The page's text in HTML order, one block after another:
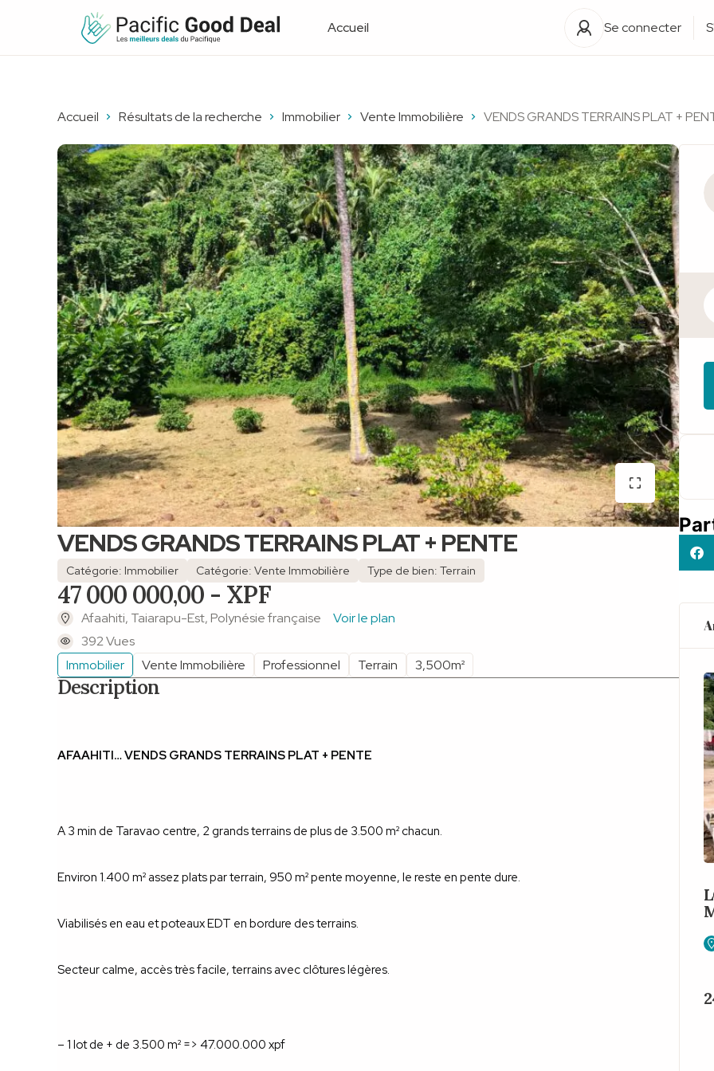
Accueil Se connecter
Accueil Résultats de la recherche Immobilier Vente Immobilière VENDS GRANDS TERRAINS PLAT +
VENDS GRANDS TERRAINS PLAT + PENTE
Catégorie: Immobilier Catégorie: Vente Immobilière Type de bien: Terrain
47 000 000,00 - XPF
Afaahiti, Taiarapu-Est, Polynésie française
Voir le plan
392 Vues
Immobilier
Vente Immobilière Professionnel Terrain 3,500m²
Description
AFAAHITI… VENDS GRANDS TERRAINS PLAT + PENTE
A 3 min de Taravao centre, 2 grands terrains de plus de 3.500 m² chacun.
Environ 1.400 m² assez plats par terrain, 950 m² pente moyenne, le reste en pente dure.
Viabilisés en eau et poteaux EDT en bordure des terrains.
Secteur calme, accès très facile, terrains avec clôtures légères.
– 1 lot de + de 3.500 m² => 47.000.000 xpf